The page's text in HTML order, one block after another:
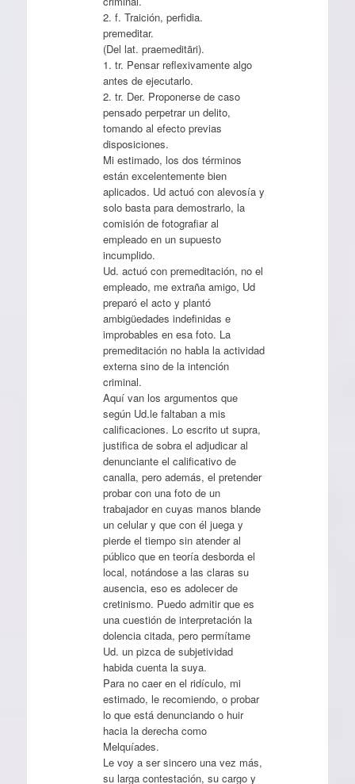
2. f. Traición, perfidia.
premeditar.
(Del lat. praemeditāri).
1. tr. Pensar reflexivamente algo
antes de ejecutarlo.
2. tr. Der. Proponerse de caso
pensado perpetrar un delito,
tomando al efecto previas
disposiciones.
Mi estimado, los dos términos
están excelentemente bien
aplicados. Ud actuó con alevosía y
solo basta para demostrarlo, la
comisión de fotografiar al
empleado en un supuesto
incumplido.
Ud. actuó con premeditación, no el
empleado, me extraña amigo, Ud
preparó el acto y plantó
ambigüedades indefinidas e
improbables en esa foto. La
premeditación no habla la actividad
externa sino de la intención
criminal.
Aquí van los argumentos que
según Ud.le faltaban a mis
calificaciones. Lo escrito ut supra,
justifica de sobra el adjudicar al
denunciante el calificativo de
canalla, pero además, el pretender
probar con una foto de un
trabajador en cuyas manos blande
un celular y que con él juega y
pierde el tiempo sin atender al
público que en teoría desborda el
local, notándose a las claras su
ausencia, eso es adolecer de
cretinismo. Puedo admitir que es
una cuestión de interpretación la
dolencia citada, pero permítame
Ud. un pizca de subjetividad
habida cuenta la suya.
Para no caer en el ridículo, mi
estimado, le recomiendo, o probar
lo que está denunciando o huir
hacia la derecha como
Melquíades.
Le voy a ser sincero una vez más,
su larga contestación, su cargo y